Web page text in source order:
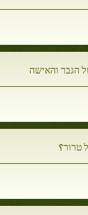
הגבר והאישה
טרור؟